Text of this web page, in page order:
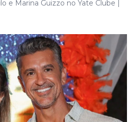
e Marina Guizzo no Yate Clube |